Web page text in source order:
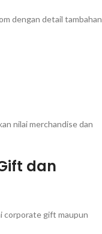
dengan detail tambahan
nilai merchandise dan
dan
corporate gift maupun